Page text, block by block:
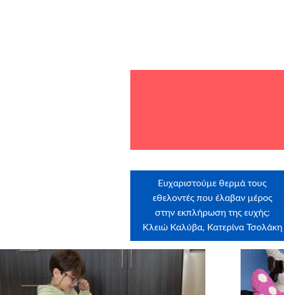
Ευχαριστούμε θερμά τους
εθελοντές που έλαβαν μέρος
στην εκπλήρωση της ευχής:
Κλειώ Καλύβα, Κατερίνα Τσολάκη